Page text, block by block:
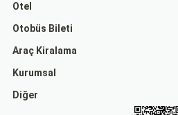
Otel
Otobüs Bileti
Araç Kiralama
Kurumsal
Diğer